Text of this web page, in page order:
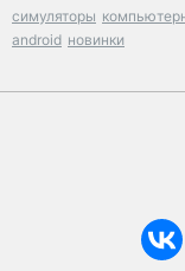
симуляторы
android новинки